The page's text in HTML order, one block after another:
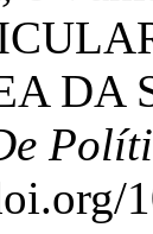
DA